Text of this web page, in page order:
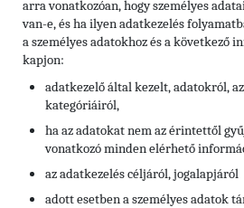
arra vonatkozóan, hogy személyes
van-e, és ha ilyen adatkezelés
a személyes adatokhoz és a következő
kapjon:
adatkezelő által kezelt, adatokról,
kategóriáiról,
ha az adatokat nem az érintettől
vonatkozó minden elérhető
az adatkezelés céljáról, jogalapjáról
adott esetben a személyes adatok